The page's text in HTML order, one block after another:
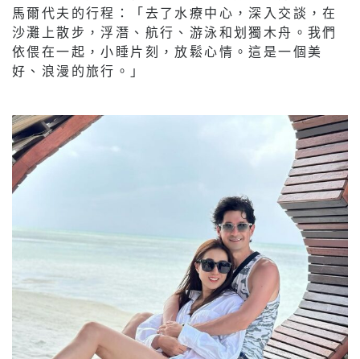
馬爾代夫的行程：「去了水療中心，深入交談，在
沙灘上散步，浮潛、航行、游泳和划獨木舟。我們
依偎在一起，小睡片刻，放鬆心情。這是一個美
好、浪漫的旅行。」